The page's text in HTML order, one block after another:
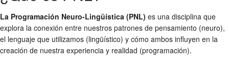
La Programación Neuro-Lingüística (PNL) es una disciplina que
explora la conexión entre nuestros patrones de pensamiento (neuro),
el lenguaje que utilizamos (lingüístico) y cómo ambos influyen en la
creación de nuestra experiencia y realidad (programación).